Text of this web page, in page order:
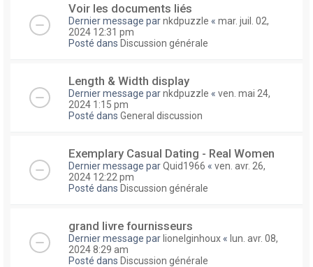
Voir les documents liés
Dernier message parnkdpuzzle « mar. juil. 02,
2024 12:31 pm
Posté dans Discussion générale
Length & Width display
Dernier message parnkdpuzzle « ven. mai 24,
2024 1:15 pm
Posté dans General discussion
Exemplary Сasual Dating - Real Women
Dernier message parQuid1966 « ven. avr. 26,
2024 12:22 pm
Posté dans Discussion générale
grand livre fournisseurs
Dernier message par lionelginhoux « lun. avr. 08,
2024 8:29 am
Posté dans Discussion générale